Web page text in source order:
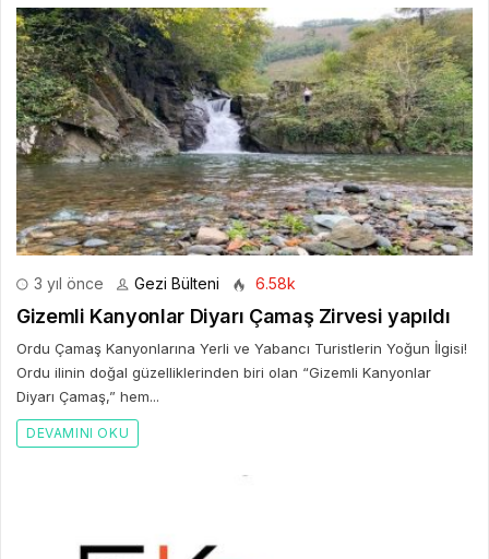
3 yıl önce Gezi Bülteni 6.58k
Gizemli Kanyonlar Diyarı Çamaş Zirvesi yapıldı
Ordu Çamaş Kanyonlarına Yerli ve Yabancı Turistlerin Yoğun İlgisi!
Ordu ilinin doğal güzelliklerinden biri olan “Gizemli Kanyonlar
Diyarı Çamaş,” hem...
DEVAMINI OKU